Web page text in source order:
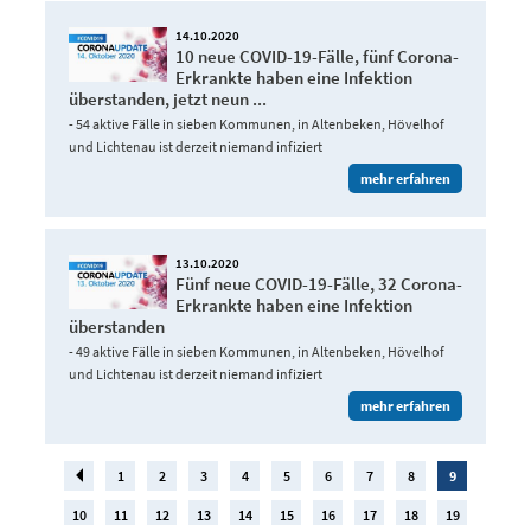
14.10.2020
10 neue COVID-19-Fälle, fünf Corona-
Erkrankte haben eine Infektion
überstanden, jetzt neun ...
- 54 aktive Fälle in sieben Kommunen, in Altenbeken, Hövelhof
und Lichtenau ist derzeit niemand infiziert
mehr erfahren
13.10.2020
Fünf neue COVID-19-Fälle, 32 Corona-
Erkrankte haben eine Infektion
überstanden
- 49 aktive Fälle in sieben Kommunen, in Altenbeken, Hövelhof
und Lichtenau ist derzeit niemand infiziert
mehr erfahren
1 2 3 4 5 6 7 8 9
10 11 12 13 14 15 16 17 18 19